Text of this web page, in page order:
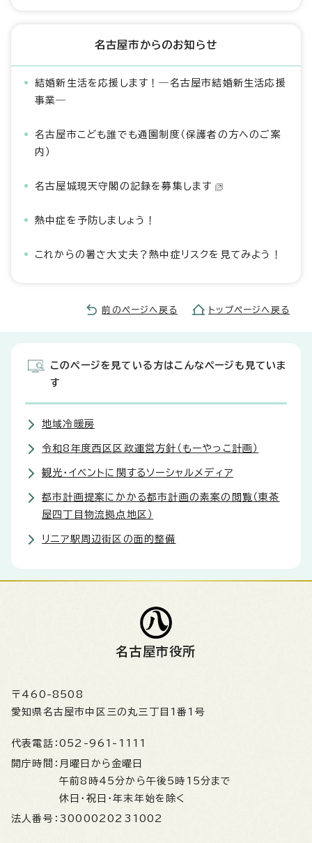
名古屋市からのお知らせ
結婚新生活を応援します！―名古屋市結婚新生活応援
事業―
名古屋市こども誰でも通園制度（保護者の方へのご案
内）
名古屋城現天守閣の記録を募集します
熱中症を予防しましょう！
これからの暑さ大丈夫？熱中症リスクを見てみよう！
前のページへ戻る トップページへ戻る
このページを見ている方はこんなページも見ていま
す
地域冷暖房
令和8年度西区区政運営方針（もーやっこ計画）
観光・イベントに関するソーシャルメディア
都市計画提案にかかる都市計画の素案の閲覧（東茶
屋四丁目物流拠点地区）
リニア駅周辺街区の面的整備
名古屋市役所
〒460-8508
愛知県名古屋市中区三の丸三丁目1番1号
代表電話： 052-961-1111
開庁時間： 月曜日から金曜日
午前8時45分から午後5時15分まで
休日・祝日・年末年始を除く
法人番号： 3000020231002